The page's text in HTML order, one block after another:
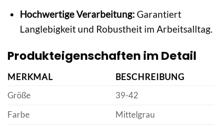
Hochwertige Verarbeitung:Garantiert
Langlebigkeit und Robustheit im Arbeitsalltag.
Produkteigenschaften im Detail
MERKMAL
BESCHREIBUNG
Größe
39-42
Farbe
Mittelgrau